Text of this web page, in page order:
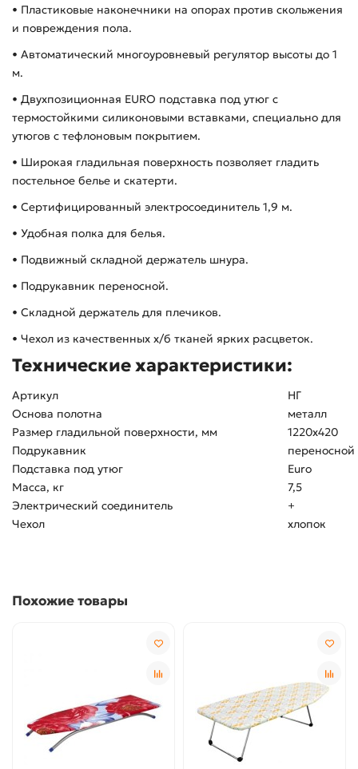
• Пластиковые наконечники на опорах против скольжения
и повреждения пола.
• Автоматический многоуровневый регулятор высоты до 1
м.
• Двухпозиционная EURO подставка под утюг с
термостойкими силиконовыми вставками, специально для
утюгов с тефлоновым покрытием.
• Широкая гладильная поверхность позволяет гладить
постельное белье и скатерти.
• Сертифицированный электросоединитель 1,9 м.
• Удобная полка для белья.
• Подвижный складной держатель шнура.
• Подрукавник переносной.
• Складной держатель для плечиков.
• Чехол из качественных х/б тканей ярких расцветок.
Технические характеристики:
Артикул
НГ
Основа полотна
металл
Размер гладильной поверхности, мм
1220х420
Подрукавник
переносной
Подставка под утюг
Euro
Масса, кг
7,5
Электрический соединитель
+
Чехол
хлопок
Похожие товары